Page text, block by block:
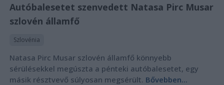
Autóbalesetet szenvedett Natasa Pirc Musar
szlovén államfő
Szlovénia
Natasa Pirc Musar szlovén államfő könnyebb
sérülésekkel megúszta a pénteki autóbalesetet, egy
másik résztvevő súlyosan megsérült. Bővebben...